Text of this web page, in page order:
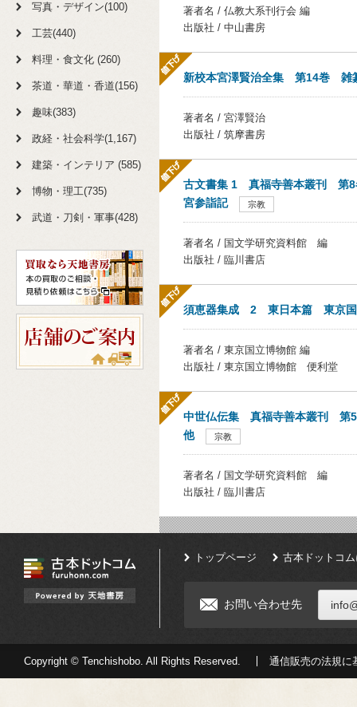
写真・デザイン(100)
工芸(440)
料理・食文化 (260)
茶道・華道・香道(156)
趣味(383)
政経・社会科学(1,167)
建築・インテリア (585)
博物・理工(735)
武道・刀剣・軍事(428)
著者名 / 仏教大系刊行会 編
出版社 / 中山書房
新校本宮澤賢治全集 第14巻 雑
著者名 / 宮澤賢治
出版社 / 筑摩書房
古文書集 1 真福寺善本叢刊 第8
宮参詣記
宗教
著者名 / 国文学研究資料館 編
出版社 / 臨川書店
須恵器集成 2 東日本篇 東京国
著者名 / 東京国立博物館 編
出版社 / 東京国立博物館 便利堂
中世仏伝集 真福寺善本叢刊 第5
他
宗教
著者名 / 国文学研究資料館 編
出版社 / 臨川書店
トップページ 古本ドットコ
お問い合わせ先
Copyright © Tenchishobo. All Rights Reserved. 通信販売の法規に